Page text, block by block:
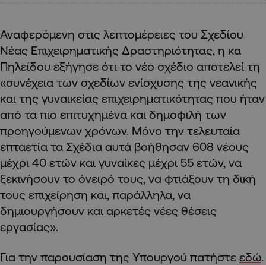
Αναφερόμενη στις λεπτομέρειες του Σχεδίου
Νέας Επιχειρηματικής Δραστηριότητας, η κα
Πηλείδου εξήγησε ότι το νέο σχέδιο αποτελεί τη
«συνέχεια των σχεδίων ενίσχυσης της νεανικής
και της γυναικείας επιχειρηματικότητας που ήταν
από τα πιο επιτυχημένα και δημοφιλή των
προηγούμενων χρόνων. Μόνο την τελευταία
επταετία τα Σχέδια αυτά βοήθησαν 608 νέους
μέχρι 40 ετών και γυναίκες μέχρι 55 ετών, να
ξεκινήσουν το όνειρό τους, να φτιάξουν τη δική
τους επιχείρηση και, παράλληλα, να
δημιουργήσουν και αρκετές νέες θέσεις
εργασίας».
Για την παρουσίαση της Υπουργού πατήστε εδώ.